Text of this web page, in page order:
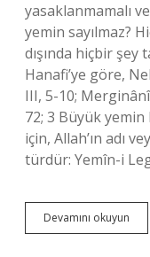
yasaklanmamalı
yemin sayılmaz?
dışında hiçbir şey
Hanafi’ye göre,
III, 5-10; Merginânî,
72; 3 Büyük
için, Allah’ın adı
türdür: Yemîn-i
Devamını okuyun